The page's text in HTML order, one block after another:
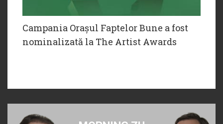
Campania Orașul Faptelor Bune a fost
nominalizată la The Artist Awards